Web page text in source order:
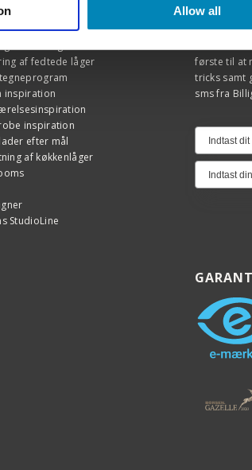
Allow all
af fedtede låger
inspiration
inspiration
efter mål
af køkkenlåger
StudioLine
Som
første til at
tricks samt
sms fra